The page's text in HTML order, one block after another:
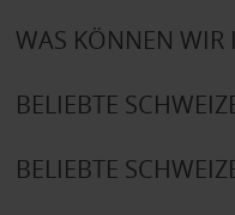
WAS KÖNNEN WIR
BELIEBTE
BELIEBTE